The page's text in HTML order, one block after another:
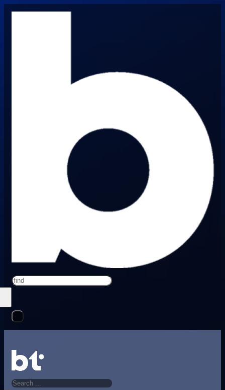
Search
Search